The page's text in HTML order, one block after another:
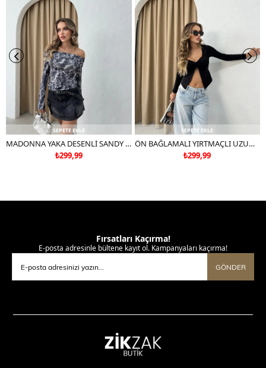
SEPETE EKLE
MADONNA YAKA DESENLİ SANDY BLUZ SİYAH
₺299,99
SEPETE EKLE
ÖN BAĞLAMALI YIRTMAÇLI UZUN KOL BLUZ SİYAH
₺299,99
Fırsatları Kaçırma!
E-posta adresinle bültene kayıt ol. Kampanyaları kaçırma!
GÖNDER